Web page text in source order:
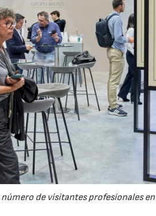
de visitantes profesionales
2026 28/